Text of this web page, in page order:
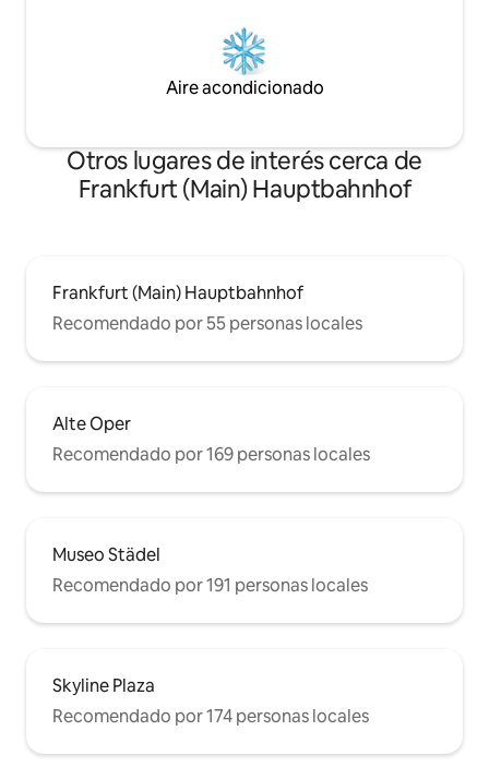
Aire acondicionado
Otros lugares de interés cerca de
Frankfurt (Main) Hauptbahnhof
Frankfurt (Main) Hauptbahnhof
Recomendado por 55 personas locales
Alte Oper
Recomendado por 169 personas locales
Museo Städel
Recomendado por 191 personas locales
Skyline Plaza
Recomendado por 174 personas locales